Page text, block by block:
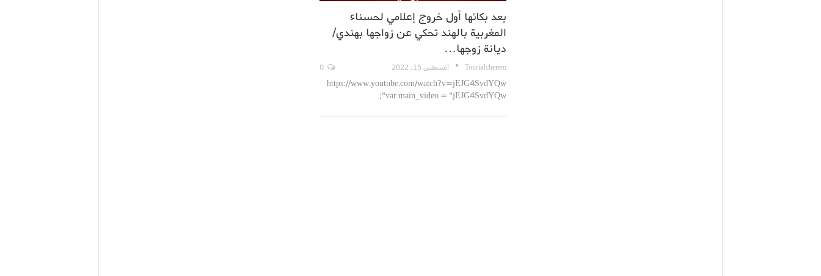
بعد بكائها أول خروج إعلامي لحسناء
المغربية بالهند تحكي عن زواجها بهندي/
ديانة زوجها…
TouriaIcherem أغسطس 15, 2022
https://www.youtube.com/watch?v=jEJG4SvdYQw
var main_video = "jEJG4SvdYQw";